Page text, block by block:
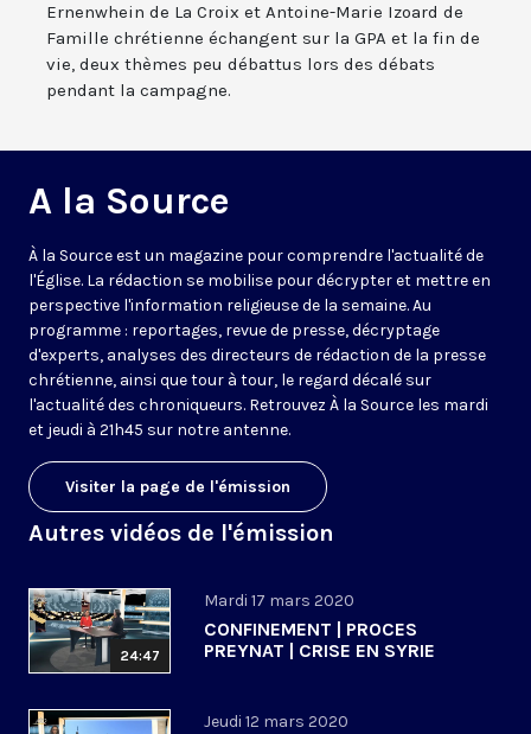
Ernenwhein de La Croix et Antoine-Marie Izoard de
Famille chrétienne échangent sur la GPA et la fin de
vie, deux thèmes peu débattus lors des débats
pendant la campagne.
A la Source
À la Source est un magazine pour comprendre l'actualité de
l'Église. La rédaction se mobilise pour décrypter et mettre en
perspective l'information religieuse de la semaine. Au
programme : reportages, revue de presse, décryptage
d'experts, analyses des directeurs de rédaction de la presse
chrétienne, ainsi que tour à tour, le regard décalé sur
l'actualité des chroniqueurs. Retrouvez À la Source les mardi
et jeudi à 21h45 sur notre antenne.
Visiter la page de l'émission
Autres vidéos de l'émission
24:47
Mardi 17 mars 2020
CONFINEMENT | PROCES
PREYNAT | CRISE EN SYRIE
Jeudi 12 mars 2020